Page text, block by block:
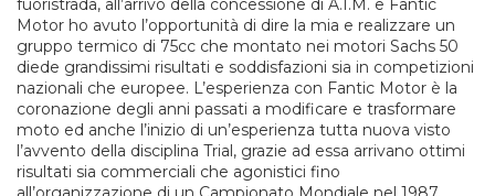
fuoristrada, all’arrivo della concessione di A.I.M. e Fantic
Motor ho avuto l’opportunità di dire la mia e realizzare un
gruppo termico di 75cc che montato nei motori Sachs 50
diede grandissimi risultati e soddisfazioni sia in competizioni
nazionali che europee. L’esperienza con Fantic Motor è la
coronazione degli anni passati a modificare e trasformare
moto ed anche l’inizio di un’esperienza tutta nuova visto
l’avvento della disciplina Trial, grazie ad essa arrivano ottimi
risultati sia commerciali che agonistici fino